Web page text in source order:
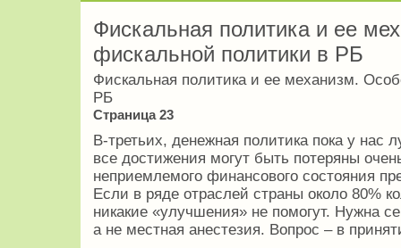
Фискальная политика и ее
фискальной политики в РБ
Фискальная политика и ее механизм.
РБ
Страница 23
В-третьих, денежная политика пока у
все достижения могут быть потеряны
неприемлемого финансового состояния
Если в ряде отраслей страны около 80%
никакие «улучшения» не помогут. Нужна
а не местная анестезия. Вопрос – в